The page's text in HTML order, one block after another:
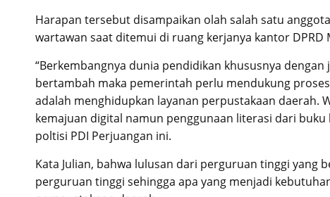
Harapan tersebut disampaikan olah salah satu
wartawan saat ditemui di ruang kerjanya kantor DPRD
“Berkembangnya dunia pendidikan khususnya
bertambah maka pemerintah perlu mendukung
adalah menghidupkan layanan perpustakaan daerah.
kemajuan digital namun penggunaan literasi dari
poltisi PDI Perjuangan ini.
Kata Julian, bahwa lulusan dari perguruan tinggi
perguruan tinggi sehingga apa yang menjadi